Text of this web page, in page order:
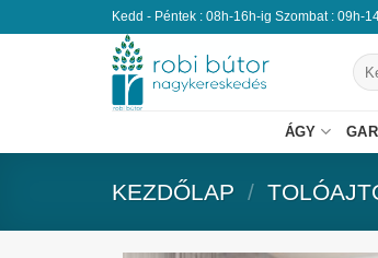
Kedd - Péntek : 08h-16h-ig Szombat : 09h-
ÁGY
KEZDŐLAP /